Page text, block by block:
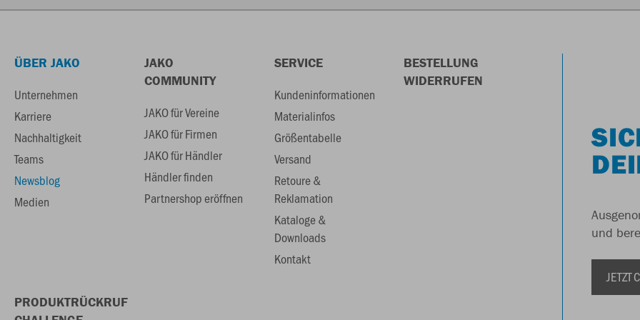
ÜBER JAKO
Unternehmen
Karriere
Nachhaltigkeit
Teams
Newsblog
Medien
JAKO
COMMUNITY
JAKO für Vereine
JAKO für Firmen
JAKO für Händler
Händler finden
Partnershop eröffnen
SERVICE
Kundeninformationen
Materialinfos
Größentabelle
Versand
Retoure &
Reklamation
Kataloge &
Downloads
Kontakt
BESTELLUNG
WIDERRUFEN
PRODUKTRÜCKRUF
und
JETZT